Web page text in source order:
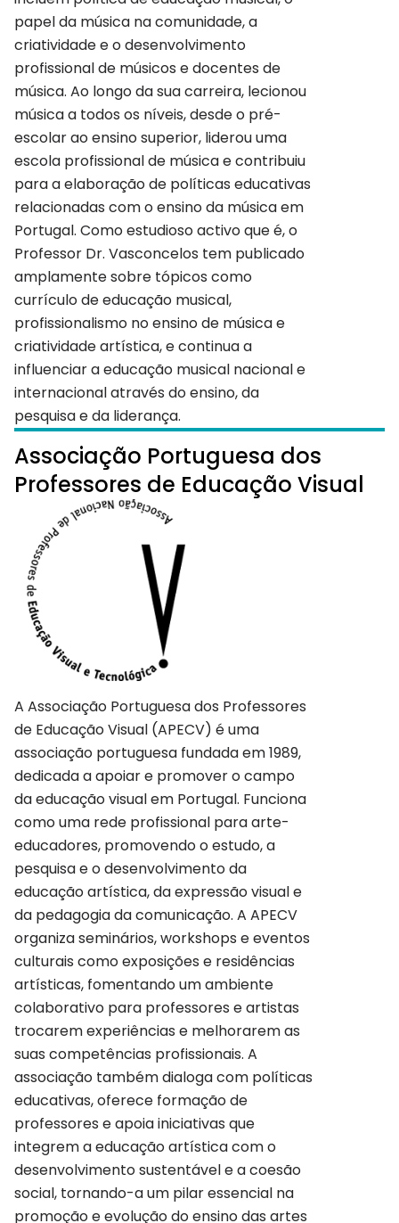
papel da música na comunidade, a
criatividade e o desenvolvimento
profissional de músicos e docentes de
música. Ao longo da sua carreira, lecionou
música a todos os níveis, desde o pré-
escolar ao ensino superior, liderou uma
escola profissional de música e contribuiu
para a elaboração de políticas educativas
relacionadas com o ensino da música em
Portugal. Como estudioso activo que é, o
Professor Dr. Vasconcelos tem publicado
amplamente sobre tópicos como
currículo de educação musical,
profissionalismo no ensino de música e
criatividade artística, e continua a
influenciar a educação musical nacional e
internacional através do ensino, da
pesquisa e da liderança.
Associação Portuguesa dos
Professores de Educação Visual
A Associação Portuguesa dos Professores
de Educação Visual (APECV) é uma
associação portuguesa fundada em 1989,
dedicada a apoiar e promover o campo
da educação visual em Portugal. Funciona
como uma rede profissional para arte-
educadores, promovendo o estudo, a
pesquisa e o desenvolvimento da
educação artística, da expressão visual e
da pedagogia da comunicação. A APECV
organiza seminários, workshops e eventos
culturais como exposições e residências
artísticas, fomentando um ambiente
colaborativo para professores e artistas
trocarem experiências e melhorarem as
suas competências profissionais. A
associação também dialoga com políticas
educativas, oferece formação de
professores e apoia iniciativas que
integrem a educação artística com o
desenvolvimento sustentável e a coesão
social, tornando-a um pilar essencial na
promoção e evolução do ensino das artes